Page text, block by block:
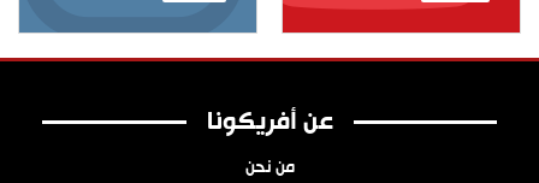
عن أفريكونا
من نحن